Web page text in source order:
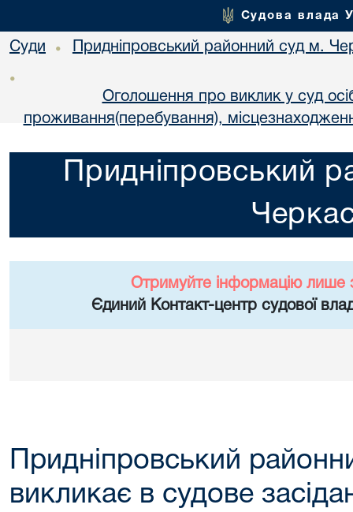
Судова влада
Суди • Придніпровський районний суд м.
•
Оголошення про виклик у суд
проживання(перебування),
Придніпровський
Отримуйте інформацію лише
Єдиний Контакт-центр судової
Придніпровський
викликає в судове